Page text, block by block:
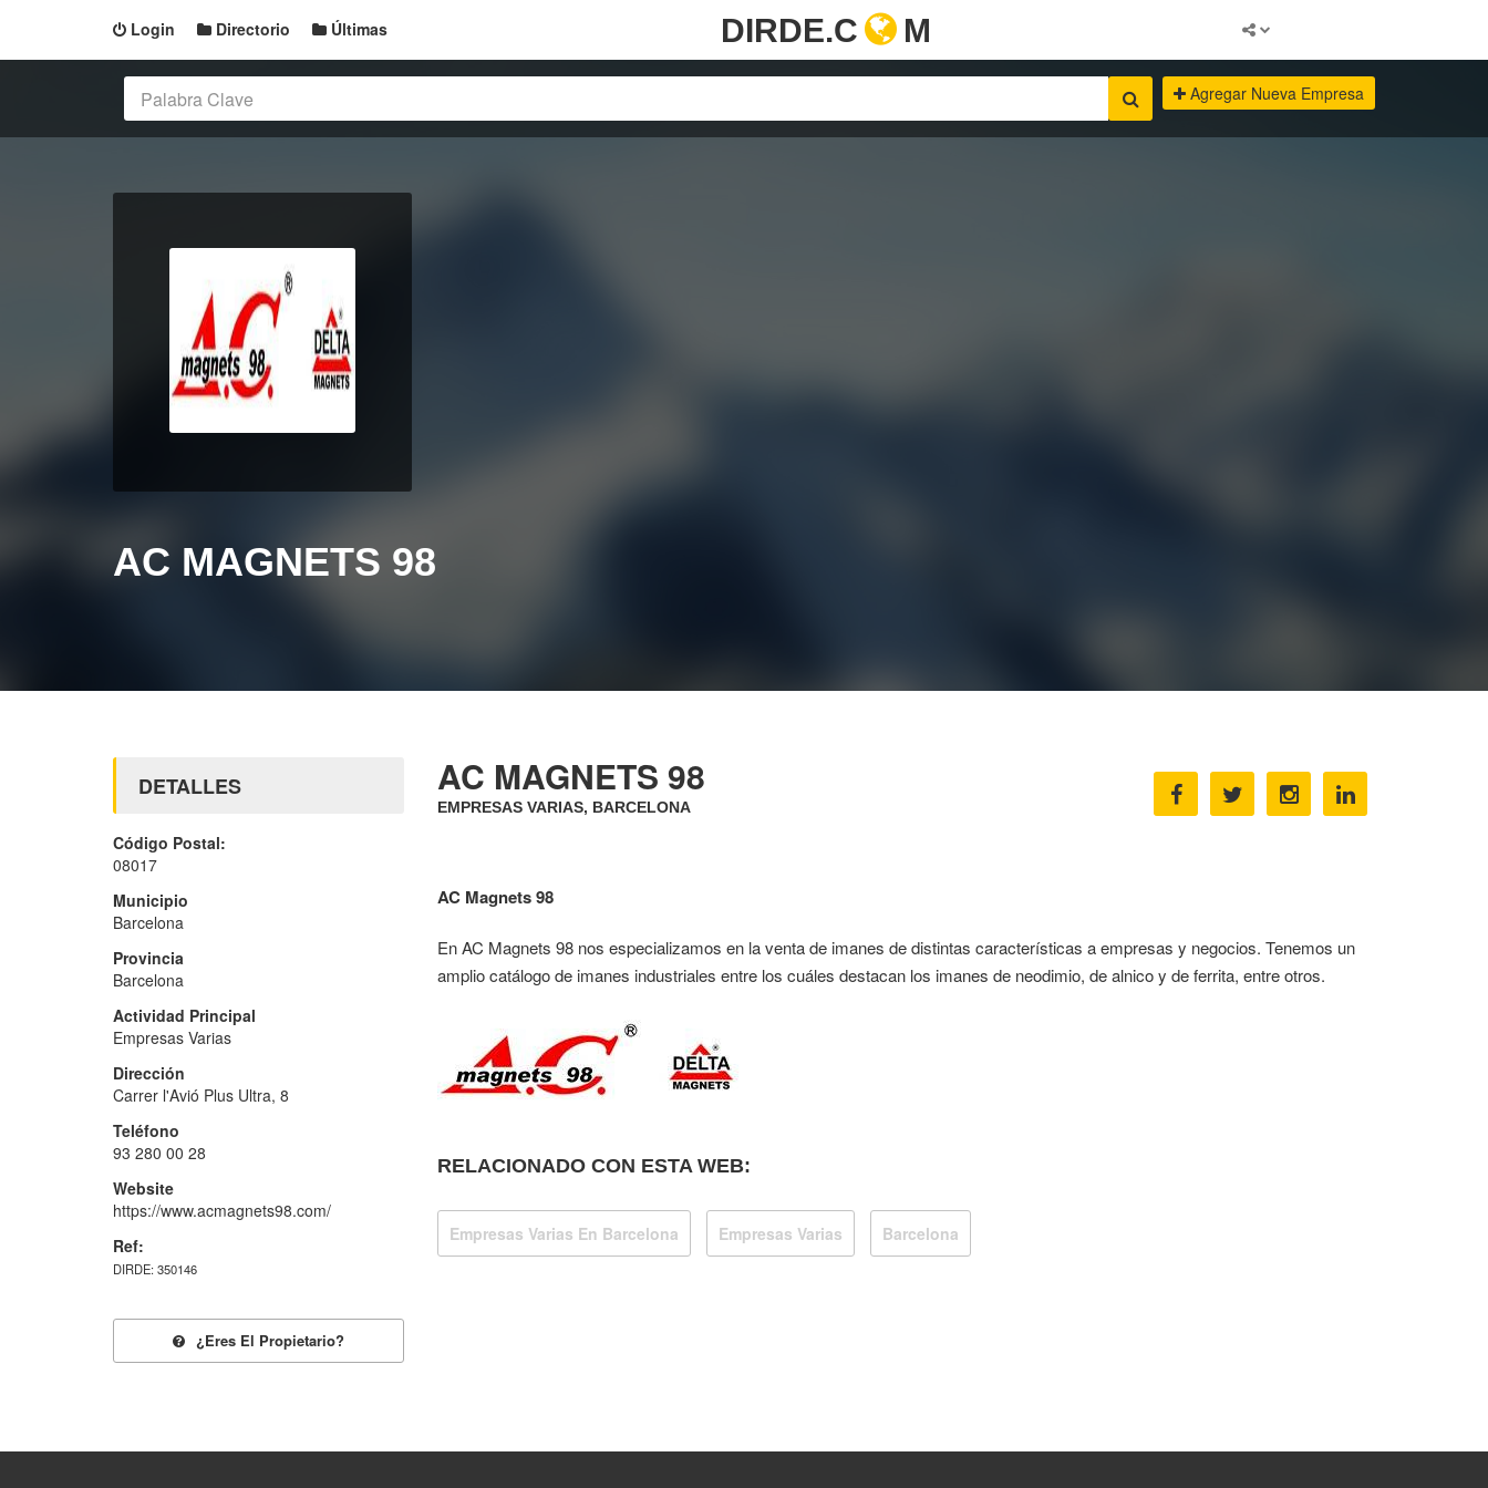
Login Directorio Últimas DIRDE.C M
Agregar Nueva Empresa
AC MAGNETS 98
AC MAGNETS 98
EMPRESAS VARIAS, BARCELONA
AC Magnets 98
En AC Magnets 98 nos especializamos en la venta de imanes de distintas características a empresas y negocios. Tenemos un
amplio catálogo de imanes industriales entre los cuáles destacan los imanes de neodimio, de alnico y de ferrita, entre otros.
RELACIONADO CON ESTA WEB:
Empresas Varias En Barcelona Empresas Varias Barcelona
DETALLES
Código Postal:
08017
Municipio
Barcelona
Provincia
Barcelona
Actividad Principal
Empresas Varias
Dirección
Carrer l'Avió Plus Ultra, 8
Teléfono
93 280 00 28
Website
https://www.acmagnets98.com/
Ref:
DIRDE: 350146
¿eres El Propietario?